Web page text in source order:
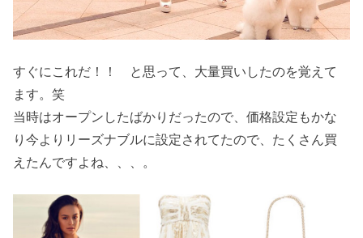
すぐにこれだ！！ と思って、大量買いしたのを覚えて
ます。笑
当時はオープンしたばかりだったので、価格設定もかな
り今よりリーズナブルに設定されてたので、たくさん買
えたんですよね、、、。